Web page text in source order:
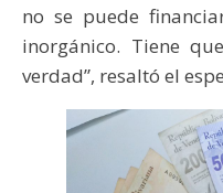
no se puede
inorgánico. Tiene
verdad”, resaltó el